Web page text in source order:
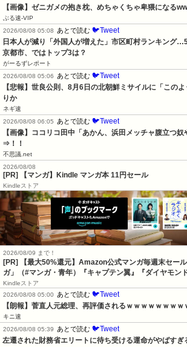
【画像】ゼニガメの抱き枕、めちゃくちゃ卑猥になる
ぶる速-VIP
2026/08/08 05:08
あとで読む 🐦Tweet
日本人が減り「外国人が増えた」市区町村ランキング
京都市、ではトップ3は？
がーるずレポート
2026/08/08 05:06
あとで読む 🐦Tweet
【悲報】世良公則、8月6日の北朝鮮ミサイルに「この
りか
ネギ速
2026/08/08 06:05
あとで読む 🐦Tweet
【画像】ココリコ田中「あかん、浜田メッチャ腹立つ奴
⇒！！
不思議.net
2026/08/08
[PR] 【マンガ】Kindle マンガ本 11円セール
Kindleストア
2026/08/09 まで！
[PR]
【最大50%還元】Amazon公式マンガ毎週末セー
ガ」（#マンガ・青年）『キャプテン翼』『ダイヤモン
Kindleストア
2026/08/08 05:00
あとで読む 🐦Tweet
【朗報】菅直人元総理、再評価されるｗｗｗｗｗｗｗ
キニ速
2026/08/08 05:39
あとで読む 🐦Tweet
左遷された財務省エリートに待ち受ける運命がやばす